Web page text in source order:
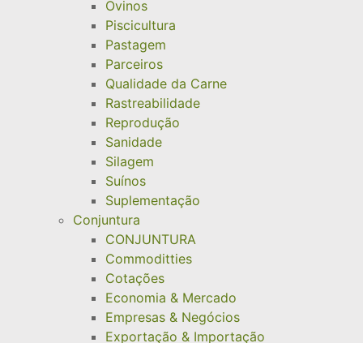
Ovinos
Piscicultura
Pastagem
Parceiros
Qualidade da Carne
Rastreabilidade
Reprodução
Sanidade
Silagem
Suínos
Suplementação
Conjuntura
CONJUNTURA
Commoditties
Cotações
Economia & Mercado
Empresas & Negócios
Exportação & Importação